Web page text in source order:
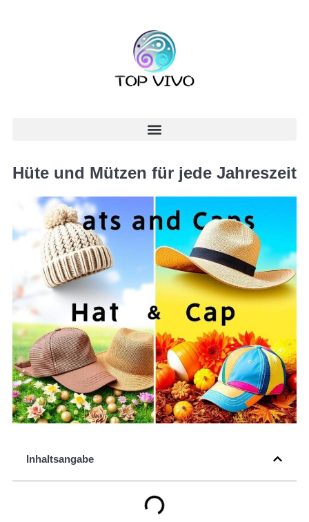
Hüte und Mützen für jede Jahreszeit
Inhaltsangabe